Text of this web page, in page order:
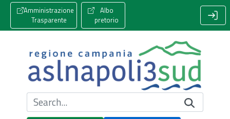
Amministrazione
Trasparente
Albo
pretorio
Cerca nel sito